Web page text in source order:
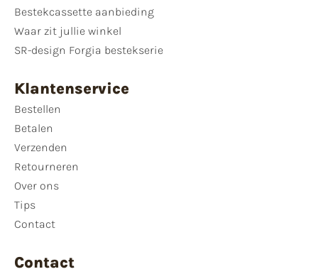
Bestekcassette aanbieding
Waar zit jullie winkel
SR-design Forgia bestekserie
Klantenservice
Bestellen
Betalen
Verzenden
Retourneren
Over ons
Tips
Contact
Contact